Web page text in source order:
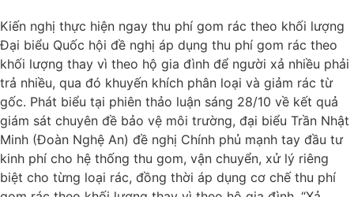
Kiến nghị thực hiện ngay thu phí gom rác theo khối lượng
Đại biểu Quốc hội đề nghị áp dụng thu phí gom rác theo
khối lượng thay vì theo hộ gia đình để người xả nhiều phải
trả nhiều, qua đó khuyến khích phân loại và giảm rác từ
gốc. Phát biểu tại phiên thảo luận sáng 28/10 về kết quả
giám sát chuyên đề bảo vệ môi trường, đại biểu Trần Nhật
Minh (Đoàn Nghệ An) đề nghị Chính phủ mạnh tay đầu tư
kinh phí cho hệ thống thu gom, vận chuyển, xử lý riêng
biệt cho từng loại rác, đồng thời áp dụng cơ chế thu phí